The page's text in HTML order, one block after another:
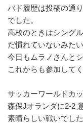
バド履歴は投稿の通
でした。
高校のときはシング
だ慣れていないみたい
今日もムラノさんと
これからも参加して
サッカーワールドカ
森保Jオランダに2-2
素晴らしい戦いでし